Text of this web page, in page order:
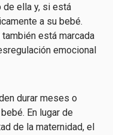
de ella y, si está
a su bebé.
está marcada
emocional
durar meses o
En lugar de
de la maternidad, el